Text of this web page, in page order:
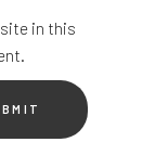
in this